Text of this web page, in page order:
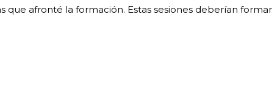
que afronté la formación. Estas sesiones deberían formar